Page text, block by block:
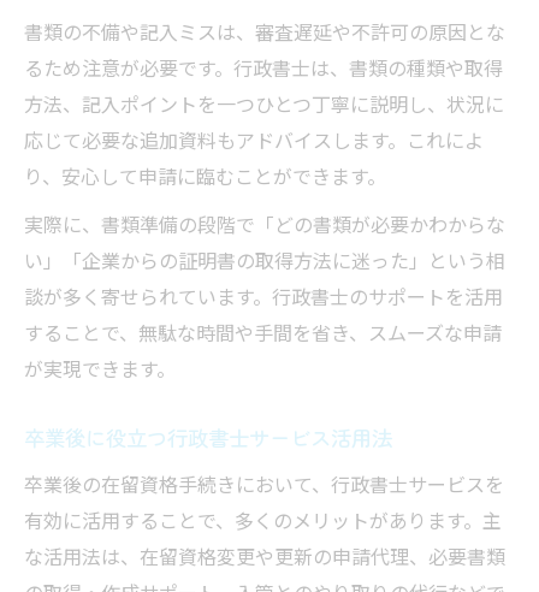
書類の不備や記入ミスは、審査遅延や不許可の原因とな
るため注意が必要です。行政書士は、書類の種類や取得
方法、記入ポイントを一つひとつ丁寧に説明し、状況に
応じて必要な追加資料もアドバイスします。これによ
り、安心して申請に臨むことができます。
実際に、書類準備の段階で「どの書類が必要かわからな
い」「企業からの証明書の取得方法に迷った」という相
談が多く寄せられています。行政書士のサポートを活用
することで、無駄な時間や手間を省き、スムーズな申請
が実現できます。
卒業後に役立つ行政書士サービス活用法
卒業後の在留資格手続きにおいて、行政書士サービスを
有効に活用することで、多くのメリットがあります。主
な活用法は、在留資格変更や更新の申請代理、必要書類